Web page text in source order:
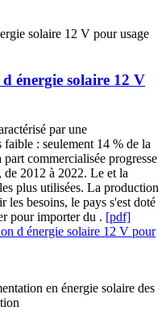
énergie solaire 12 V
par une
: seulement 14 % de la
commercialisée progresse
2012 à 2022. Le et la
plus utilisées. La production
les besoins, le pays s'est doté
pour importer du . [pdf]
d énergie solaire 12 V pour